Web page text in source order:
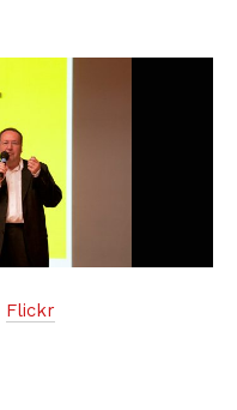
Flickr